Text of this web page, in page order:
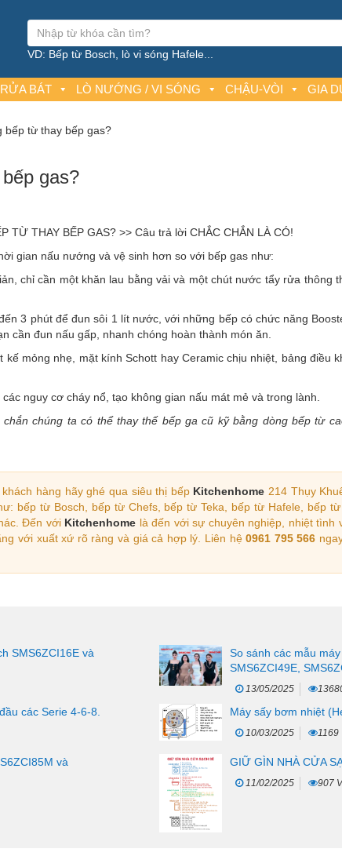
VD: Bếp từ Bosch, lò vi sóng Hafele...
BÁT LÒ NƯỚNG / VI SÓNG CHẬU-VÒI GIA
bếp từ thay bếp gas?
gas?
TỪ THAY BẾP GAS? >> Câu trả lời CHẮC CHẮN LÀ CÓ!
gian nấu nướng và vệ sinh hơn so với bếp gas như:
chỉ cần một khăn lau bằng vải và một chút nước tẩy rửa thông
3 phút để đun sôi 1 lít nước, với những bếp có chức năng
cần đun nấu gấp, nhanh chóng hoàn thành món ăn.
kế mỏng nhẹ, mặt kính Schott hay Ceramic chịu nhiệt, bảng điều
các nguy cơ cháy nổ, tạo không gian nấu mát mẻ và trong lành.
chúng ta có thể thay thế bếp ga cũ kỹ bằng dòng bếp từ
hàng hãy ghé qua siêu thị bếp Kitchenhome 214 Thụy
bếp từ Bosch, bếp từ Chefs, bếp từ Teka, bếp từ Hafele, bếp
Đến với Kitchenhome là đến với sự chuyên nghiệp, nhiệt tình
với xuất xứ rõ ràng và giá cả hợp lý. Liên hệ0961 795 566
SMS6ZCI16E và
So sánh các mẫu
SMS6ZCI49E,
13/05/2025
các Serie 4-6-8. Máy sấy bơm nhiệt
10/03/2025 1169
và
GIỮ GÌN NHÀ CỬA
11/02/2025 907